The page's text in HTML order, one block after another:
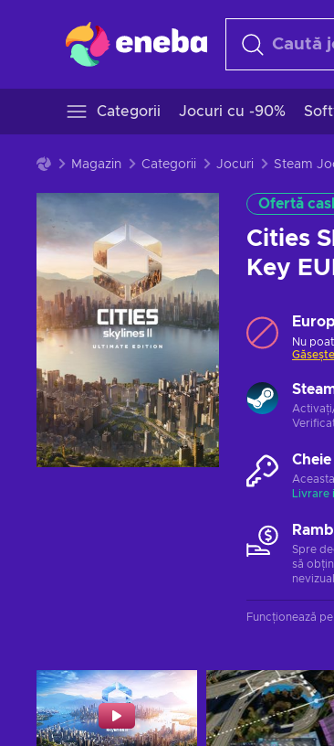
Categorii Jocuri cu -90%
Magazin Categorii Jocuri Steam
Ofertă
Cities
Key
Nu
Livrare
Spre
să
Funcționează pe